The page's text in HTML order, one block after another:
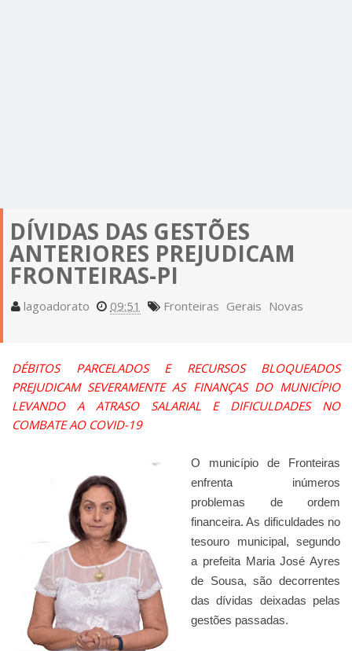
DÍVIDAS DAS GESTÕES
ANTERIORES PREJUDICAM
FRONTEIRAS-PI
lagoadorato 09:51 Fronteiras Gerais Novas
DÉBITOS PARCELADOS E RECURSOS BLOQUEADOS
PREJUDICAM SEVERAMENTE AS FINANÇAS DO MUNICÍPIO
LEVANDO A ATRASO SALARIAL E DIFICULDADES NO
COMBATE AO COVID-19
O município de Fronteiras
enfrenta inúmeros
problemas de ordem
financeira. As dificuldades no
tesouro municipal, segundo
a prefeita Maria José Ayres
de Sousa, são decorrentes
das dívidas deixadas pelas
gestões passadas.